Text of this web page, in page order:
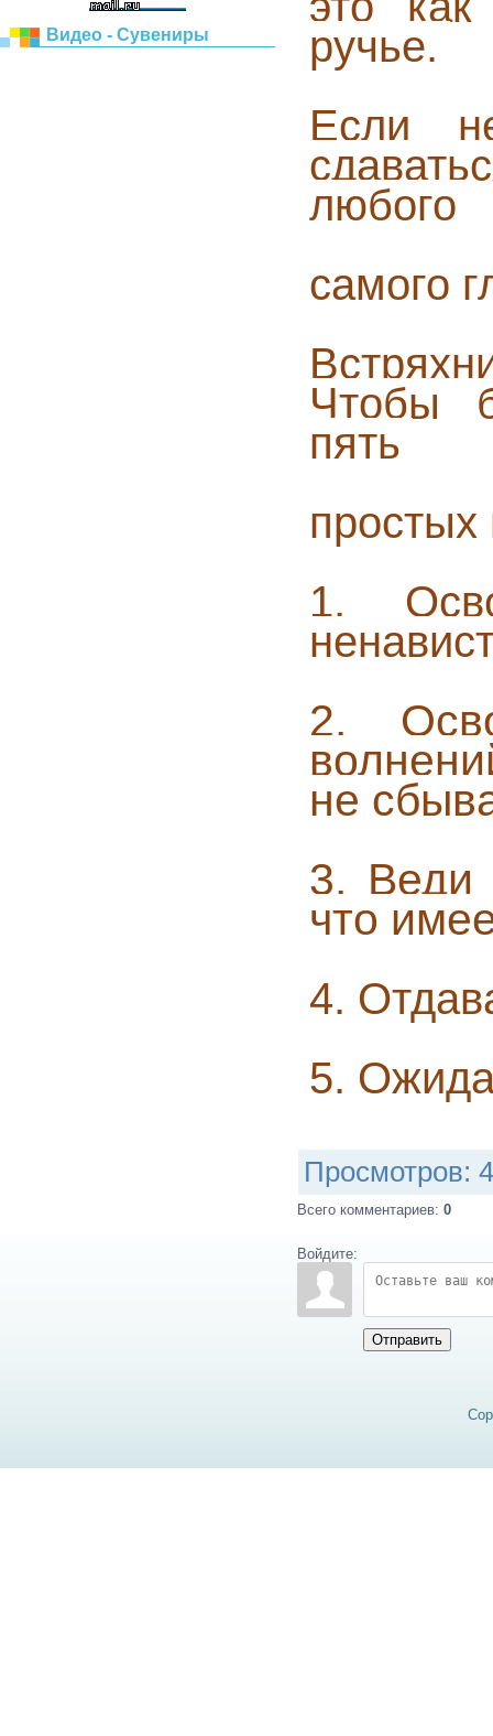
Видео - Сувениры
ручье.
Если
любого
самого
Чтобы
пять
1.
2.
не
3. Веди
что
4.
5.
Просмотров:
Всего комментариев: 0
Войдите:
Отправить